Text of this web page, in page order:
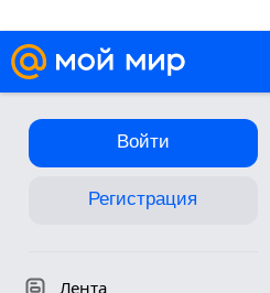
Войти
Регистрация
Лента